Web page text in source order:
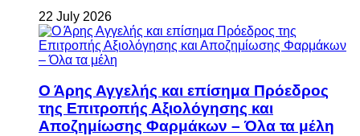
22 July 2026
Ο Άρης Αγγελής και επίσημα Πρόεδρος
της Επιτροπής Αξιολόγησης και
Αποζημίωσης Φαρμάκων – Όλα τα μέλη